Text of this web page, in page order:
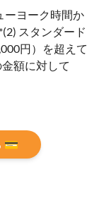
ーヨーク時間か
スタンダード
円）を超えて
額に対して
💳